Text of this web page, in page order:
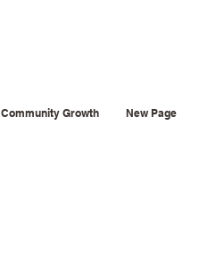
Community Growth New Page